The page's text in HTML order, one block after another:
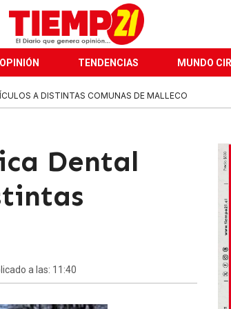
OPINIÓN TENDENCIAS MUNDO
A DISTINTAS COMUNAS DE MALLECO
Dental
a las: 11:40